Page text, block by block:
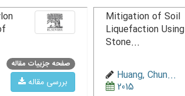
Mitigation of Soil
Liquefaction Using
Stone...
Huang, Chun...
2015
صفحه جزییات مقاله
بررسی مقاله